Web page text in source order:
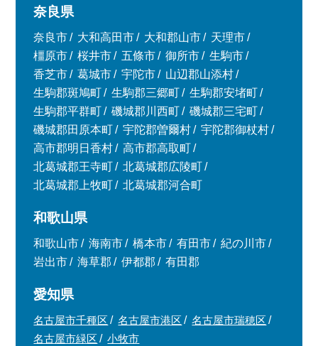
奈良県
奈良市 大和高田市 大和郡山市
天理市
橿原市
桜井市 五條市 御所市
生駒市
香芝市
葛城市 宇陀市
山辺郡山添村
生駒郡斑鳩町
生駒郡三郷町
生駒郡安堵町
生駒郡平群町
磯城郡川西町
磯城郡三宅町
磯城郡田原本町
宇陀郡曽爾村
宇陀郡御杖村
高市郡明日香村
高市郡高取町
北葛城郡王寺町
北葛城郡広陵町
北葛城郡上牧町
北葛城郡河合町
和歌山県
和歌山市 海南市 橋本市 有田市
紀の川市
岩出市
海草郡 伊都郡 有田郡
愛知県
名古屋市千種区 名古屋市港区
名古屋市瑞穂区
名古屋市緑区
小牧市